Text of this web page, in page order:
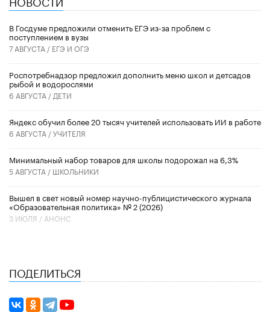
В Госдуме предложили отменить ЕГЭ из-за проблем с
поступлением в вузы
7 АВГУСТА / ЕГЭ И ОГЭ
Роспотребнадзор предложил дополнить меню школ и детсадов
рыбой и водорослями
6 АВГУСТА / ДЕТИ
​Яндекс обучил более 20 тысяч учителей использовать ИИ в работе
6 АВГУСТА /УЧИТЕЛЯ
Минимальный набор товаров для школы подорожал на 6,3%
5 АВГУСТА / ШКОЛЬНИКИ
Вышел в свет новый номер научно-публицистического журнала
«Образовательная политика» № 2 (2026)
3 ИЮЛЯ / АНОНС
ПОДЕЛИТЬСЯ